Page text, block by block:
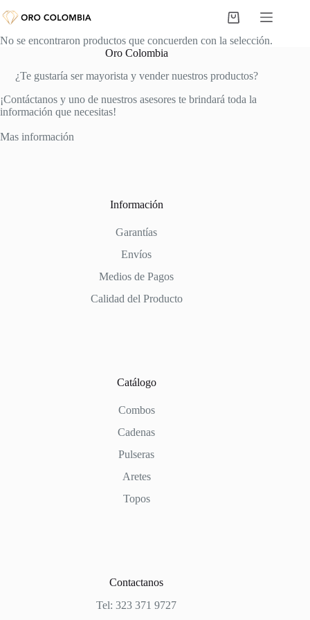
al
Carro
compra
No se encontraron productos que concuerden con la selección.
Oro Colombia
¿Te gustaría ser mayorista y vender nuestros productos?
¡Contáctanos y uno de nuestros asesores te brindará toda la
información que necesitas!
Mas información
Información
Garantías
Envíos
Medios de Pagos
Calidad del Producto
Catálogo
Combos
Cadenas
Pulseras
Aretes
Topos
Contactanos
Tel: 323 371 9727